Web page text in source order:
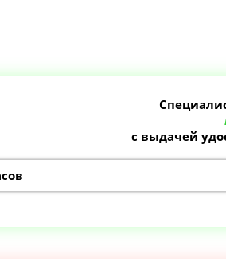
с выдачей